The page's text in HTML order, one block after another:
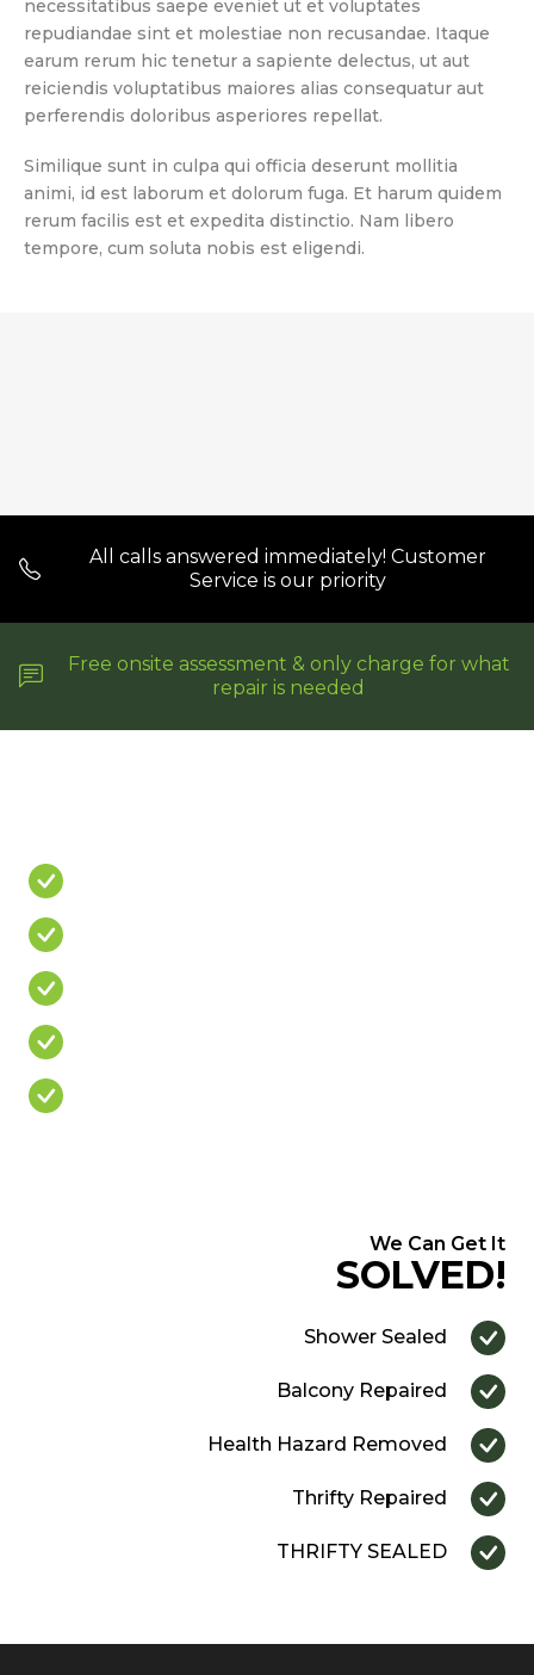
necessitatibus saepe eveniet ut et voluptates
repudiandae sint et molestiae non recusandae. Itaque
earum rerum hic tenetur a sapiente delectus, ut aut
reiciendis voluptatibus maiores alias consequatur aut
perferendis doloribus asperiores repellat.
Similique sunt in culpa qui officia deserunt mollitia
animi, id est laborum et dolorum fuga. Et harum quidem
rerum facilis est et expedita distinctio. Nam libero
tempore, cum soluta nobis est eligendi.
All calls answered immediately! Customer
Service is our priority
Free onsite assessment & only charge for what
repair is needed
We Can Get It
SOLVED!
Shower Sealed
Balcony Repaired
Health Hazard Removed
Thrifty Repaired
THRIFTY SEALED